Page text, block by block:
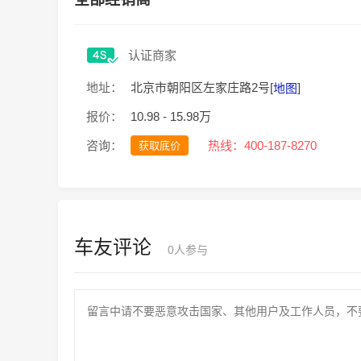
认证商家
地址： 北京市朝阳区左家庄路2号[地图]
报价： 10.98 - 15.98万
咨询： 获取底价 热线：400-187-8270
车友评论 0人参与